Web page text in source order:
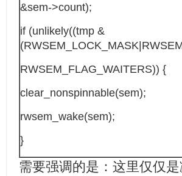
&sem->count);
if (unlikely((tmp &
RWSEM_FLAG_WAITERS)) {
clear_nonspinnable(sem);
rwsem_wake(sem);
}
需要强调的是：这里仅仅